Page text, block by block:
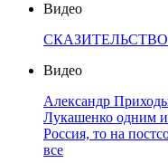
Видео
СКАЗИТЕЛЬСТВО
Видео
Александр
Лукашенко одним
Россия, то на
все